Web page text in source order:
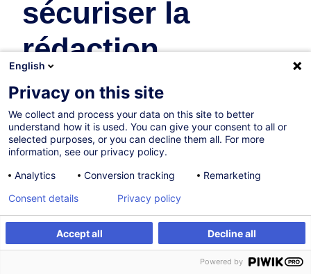
S'inscrire Formation sur mesure
sécuriser la
rédaction
juridique
Droit
01.12.2026
Formation présentielle
Cours du jour
English
Privacy on this site
We collect and process your data on this site to better
understand how it is used. You can give your consent to all or
selected purposes, or you can decline them all. For more
information, see our privacy policy.
Analytics
Conversion tracking Remarketing
Accept all Decline all
Consent details Privacy policy
Powered by